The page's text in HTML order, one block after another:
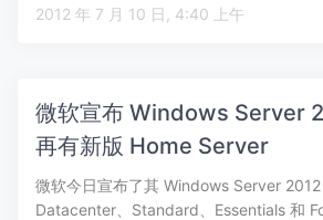
2012 年 7 月 10 日, 4:40 上午
微软宣布 Windows Server
再有新版 Home Server
微软今日宣布了其 Windows Server 2012
Datacenter、Standard、Essentials 和